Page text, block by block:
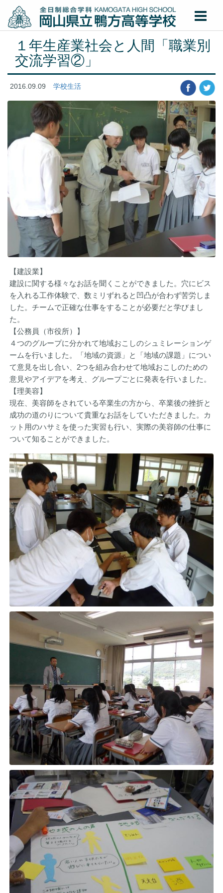
１年生産業社会と人間「職業別
交流学習②」
2016.09.09 学校生活
【建設業】
建設に関する様々なお話を聞くことができました。穴にビス
を入れる工作体験で、数ミリずれると凹凸が合わず苦労しま
した。チームで正確な仕事をすることが必要だと学びまし
た。
【公務員（市役所）】
４つのグループに分かれて地域おこしのシュミレーションゲ
ームを行いました。「地域の資源」と「地域の課題」につい
て意見を出し合い、2つを組み合わせて地域おこしのための
意見やアイデアを考え、グループごとに発表を行いました。
【理美容】
現在、美容師をされている卒業生の方から、卒業後の挫折と
成功の道のりについて貴重なお話をしていただきました。カ
ット用のハサミを使った実習も行い、実際の美容師の仕事に
ついて知ることができました。